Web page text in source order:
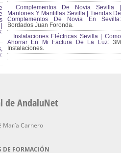
Complementos De Novia Sevilla |
Mantones Y Mantillas Sevilla | Tiendas De
Complementos De Novia En Sevilla:
Bordados Juan Foronda.
Instalaciones Eléctricas Sevilla | Como
Ahorrar En Mi Factura De La Luz:3M
Instalaciones.
de AndaluNet
María Carnero
DE FORMACIÓN